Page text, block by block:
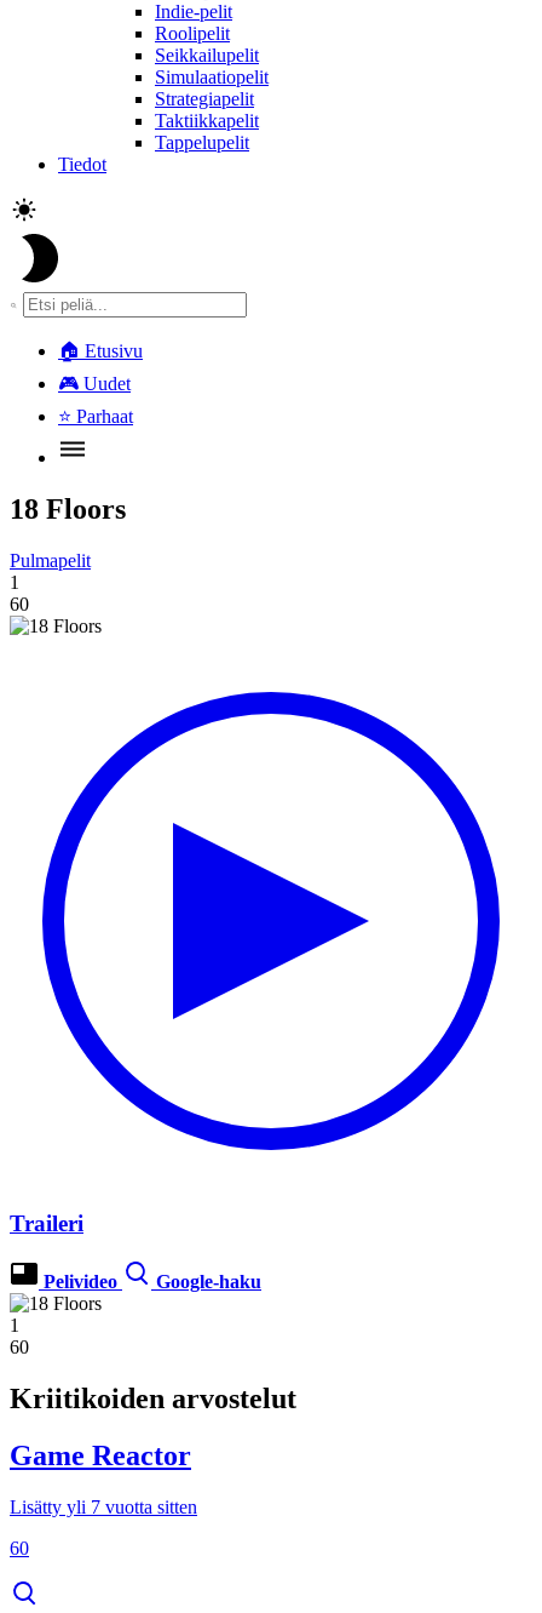
Indie-pelit
Roolipelit
Seikkailupelit
Simulaatiopelit
Strategiapelit
Taktiikkapelit
Tappelupelit
Tiedot
🏠 Etusivu
🎮 Uudet
⭐ Parhaat
18 Floors
Pulmapelit
1
60
Traileri
Pelivideo Google-haku
1
60
Kriitikoiden arvostelut
Game Reactor
Lisätty yli 7 vuotta sitten
60